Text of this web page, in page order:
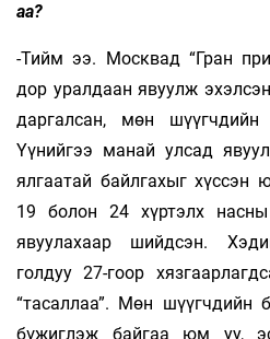
аа?
-Тийм ээ. Москвад “Гран
дор уралдаан явуулж
даргалсан, мөн шүүгчдийн
Үүнийгээ манай улсад
ялгаатай байлгахыг
19 болон 24 хүртэлх
явуулахаар шийдсэн.
голдуу 27-гоор
“тасаллаа”. Мөн шүүгчдийн
бүжиглэж байгаа юм уу,